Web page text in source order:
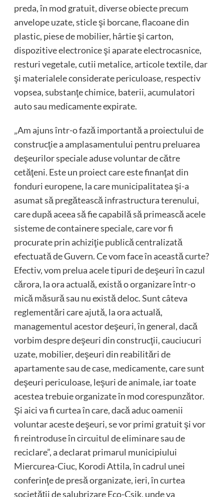
preda, în mod gratuit, diverse obiecte precum
anvelope uzate, sticle şi borcane, flacoane din
plastic, piese de mobilier, hârtie şi carton,
dispozitive electronice şi aparate electrocasnice,
resturi vegetale, cutii metalice, articole textile, dar
şi materialele considerate periculoase, respectiv
vopsea, substanţe chimice, baterii, acumulatori
auto sau medicamente expirate.
„Am ajuns într-o fază importantă a proiectului de
construcţie a amplasamentului pentru preluarea
deşeurilor speciale aduse voluntar de către
cetăţeni. Este un proiect care este finanţat din
fonduri europene, la care municipalitatea şi-a
asumat să pregătească infrastructura terenului,
care după aceea să fie capabilă să primească acele
sisteme de containere speciale, care vor fi
procurate prin achiziţie publică centralizată
efectuată de Guvern. Ce vom face în această curte?
Efectiv, vom prelua acele tipuri de deşeuri în cazul
cărora, la ora actuală, există o organizare într-o
mică măsură sau nu există deloc. Sunt câteva
reglementări care ajută, la ora actuală,
managementul acestor deşeuri, în general, dacă
vorbim despre deşeuri din construcţii, cauciucuri
uzate, mobilier, deşeuri din reabilitări de
apartamente sau de case, medicamente, care sunt
deşeuri periculoase, leşuri de animale, iar toate
acestea trebuie organizate în mod corespunzător.
Şi aici va fi curtea în care, dacă aduc oamenii
voluntar aceste deşeuri, se vor primi gratuit şi vor
fi reintroduse în circuitul de eliminare sau de
reciclare”, a declarat primarul municipiului
Miercurea-Ciuc, Korodi Attila, în cadrul unei
conferinţe de presă organizate, ieri, în curtea
societăţii de salubrizare Eco-Csik, unde va